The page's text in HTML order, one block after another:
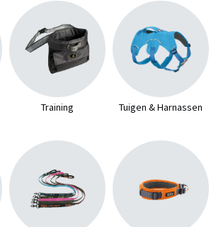
Training Tuigen & Harnassen